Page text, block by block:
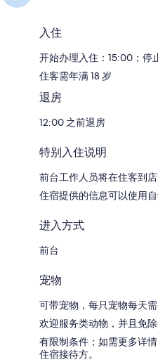
入住
开始办理入住：15:00；停
住客需年满 18 岁
退房
12:00 之前退房
特别入住说明
前台工作人员将在住客到
住宿提供的信息可以使用
进入方式
前台
宠物
可带宠物，每只宠物每天
欢迎服务类动物，并且免
有限制条件；如需更多详
住宿接待方。